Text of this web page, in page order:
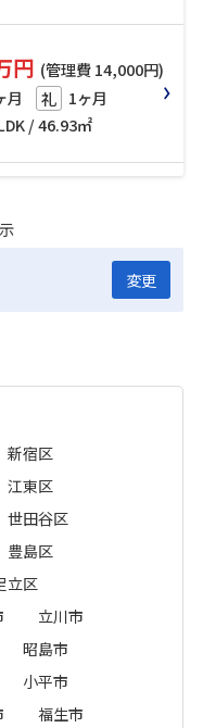
円 (管理費 14,000円)
月 礼 1ヶ月
/ 46.93㎡
変更
新宿区
江東区
世田谷区
豊島区
立区
立川市
昭島市
小平市
福生市